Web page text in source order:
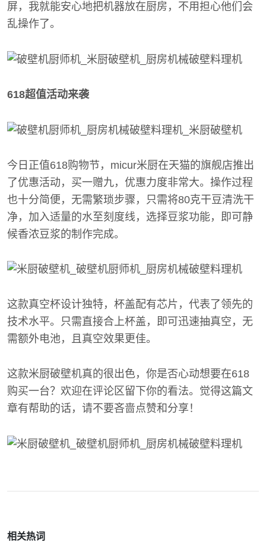
屏，我就能安心地把机器放在厨房，不用担心他们会
乱操作了。
618超值活动来袭
今日正值618购物节，micur米厨在天猫的旗舰店推出
了优惠活动，买一赠九，优惠力度非常大。操作过程
也十分简便，无需繁琐步骤，只需将80克干豆清洗干
净，加入适量的水至刻度线，选择豆浆功能，即可静
候香浓豆浆的制作完成。
这款真空杯设计独特，杯盖配有芯片，代表了领先的
技术水平。只需直接合上杯盖，即可迅速抽真空，无
需额外电池，且真空效果更佳。
这款米厨破壁机真的很出色，你是否心动想要在618
购买一台？欢迎在评论区留下你的看法。觉得这篇文
章有帮助的话，请不要吝啬点赞和分享！
相关热词